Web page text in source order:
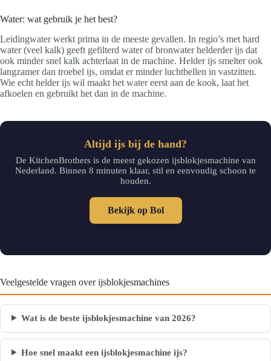
Water: wat gebruik je het best?
Leidingwater werkt prima in de meeste gevallen. In regio’s met hard
water (veel kalk) geeft gefilterd water of bronwater helderder ijs dat
ook minder snel kalk achterlaat in de machine. Helder ijs smelter ook
langzamer dan troebel ijs, omdat er minder luchtbellen in vastzitten.
Wie echt helder ijs wil maakt het water eerst aan de kook, laat het
afkoelen en gebruikt het dan in de machine.
Altijd ijs bij de hand?
De KitchenBrothers is de meest gekozen ijsblokjesmachine van
Nederland. Binnen 8 minuten klaar, stil en eenvoudig schoon te
houden.
Bekijk op Bol
Veelgestelde vragen over ijsblokjesmachines
Wat is de beste ijsblokjesmachine van 2026?
Hoe snel maakt een ijsblokjesmachine ijs?